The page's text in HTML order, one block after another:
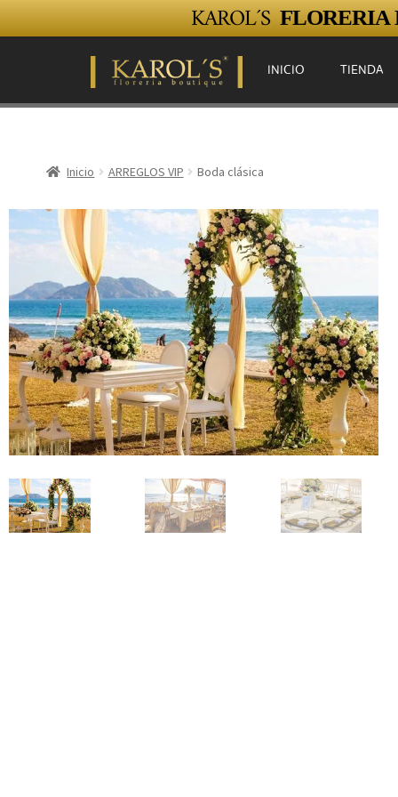
KAROL´S FLORERIA
INICIO TIENDA
Inicio ARREGLOS VIP Boda clásica